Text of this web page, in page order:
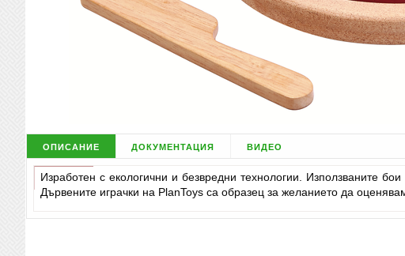
описание документация видео
Изработен с екологични и безвредни технологии. Използваните
Дървените играчки на PlanToys са образец за желанието да